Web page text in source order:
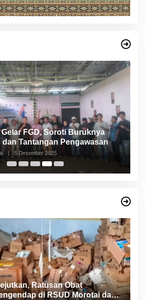
FGD, Soroti Buruknya
Tantangan Pengawasan
| 5 Desember 2025
Ratusan Obat
di RSUD Morotai dan